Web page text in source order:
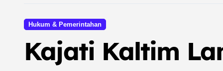
Hukum & Pemerintahan
Kajati Kaltim